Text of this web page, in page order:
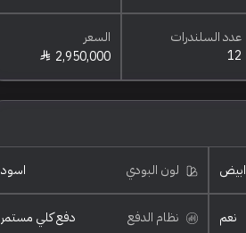
عدد السلندرات
12
السعر
2,950,000
ابيض لون البودي اسود
نعم نظام الدفع دفع كلي مستمر